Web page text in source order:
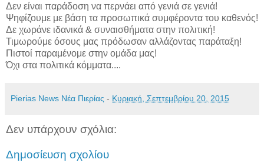
Δεν είναι παράδοση να περνάει από γενιά σε γενιά!
Ψηφίζουμε με βάση τα προσωπικά συμφέροντα του καθενός!
Δε χωράνε ιδανικά & συναισθήματα στην πολιτική!
Τιμωρούμε όσους μας πρόδωσαν αλλάζοντας παράταξη!
Πιστοί παραμένομε στην ομάδα μας!
Όχι στα πολιτικά κόμματα....
Pierias News Νέα Πιερίας - Κυριακή, Σεπτεμβρίου 20, 2015
Δεν υπάρχουν σχόλια:
Δημοσίευση σχολίου